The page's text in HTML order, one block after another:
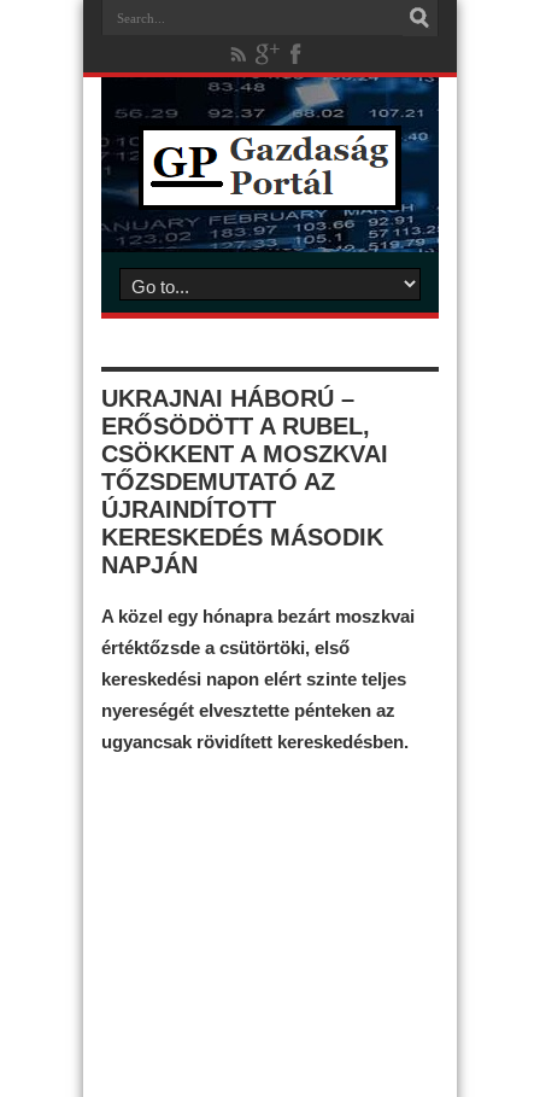
UKRAJNAI HÁBORÚ –
ERŐSÖDÖTT A RUBEL,
CSÖKKENT A MOSZKVAI
TŐZSDEMUTATÓ AZ
ÚJRAINDÍTOTT
KERESKEDÉS MÁSODIK
NAPJÁN
A közel egy hónapra bezárt moszkvai
értéktőzsde a csütörtöki, első
kereskedési napon elért szinte teljes
nyereségét elvesztette pénteken az
ugyancsak rövidített kereskedésben.